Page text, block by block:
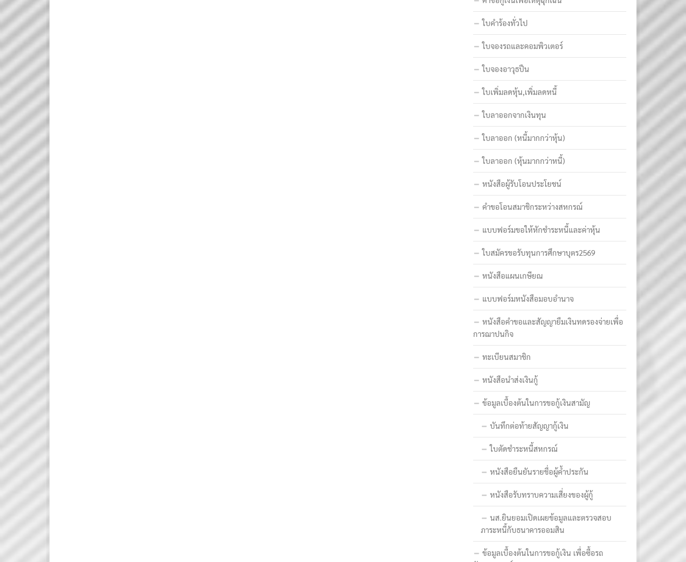
ใบคำร้องทั่วไป
ใบจองรถและคอมพิวเตอร์
ใบจองอาวุธปืน
ใบเพิ่มลดหุ้น,เพิ่มลดหนี้
ใบลาออกจากเงินทุน
ใบลาออก (หนี้มากกว่าหุ้น)
ใบลาออก (หุ้นมากกว่าหนี้)
หนังสือผู้รับโอนประโยชน์
คำขอโอนสมาชิกระหว่างสหกรณ์
แบบฟอร์มขอให้หักชำระหนี้และค่าหุ้น
ใบสมัครขอรับทุนการศึกษาบุตร2569
หนังสือแผนเกษียณ
แบบฟอร์มหนังสือมอบอำนาจ
หนังสือคำขอและสัญญายืมเงินทดรองจ่ายเพื่อ
การฌาปนกิจ
ทะเบียนสมาชิก
หนังสือนำส่งเงินกู้
ข้อมูลเบื้องต้นในการขอกู้เงินสามัญ
บันทึกต่อท้ายสัญญากู้เงิน
ใบตัดชำระหนี้สหกรณ์
หนังสือยืนยันรายชื่อผู้ค้ำประกัน
หนังสือรับทราบความเสี่ยงของผู้กู้
นส.ยินยอมเปิดเผยข้อมูลและตรวจสอบ
ภาระหนี้กับธนาคารออมสิน
ข้อมูลเบื้องต้นในการขอกู้เงิน เพื่อซื้อรถ